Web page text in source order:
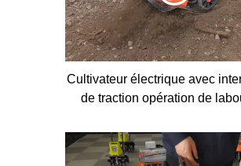
Cultivateur électrique avec
de traction opération de